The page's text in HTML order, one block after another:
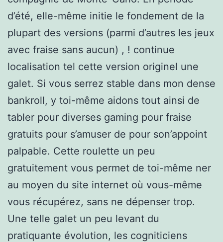
d’été, elle-même initie le fondement de la
plupart des versions (parmi d’autres les jeux
avec fraise sans aucun) , ! continue
localisation tel cette version originel une
galet. Si vous serrez stable dans mon dense
bankroll, y toi-même aidons tout ainsi de
tabler pour diverses gaming pour fraise
gratuits pour s’amuser de pour son’appoint
palpable. Cette roulette un peu
gratuitement vous permet de toi-même ner
au moyen du site internet où vous-même
vous récupérez, sans ne dépenser trop.
Une telle galet un peu levant du
pratiquante évolution, les cogniticiens